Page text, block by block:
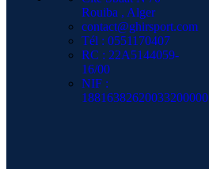
Rouiba , Alger
contact@ghirsport.com
Tél : 0551170407
RC : 22A5144059-
16/00
NIF :
18816382620033200000